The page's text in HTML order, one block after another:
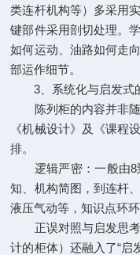
类连杆机构等）多采用
键部件采用剖切处理。
如何运动、油路如何走
部运作细节。
3、系统化与启发式
陈列柜的内容并非随
《机械设计》及《课程
排。
逻辑严密：一般由8
知、机构简图，到连杆
液压气动等，知识点环环
正误对照与启发思考
计的柜体）还融入了“启